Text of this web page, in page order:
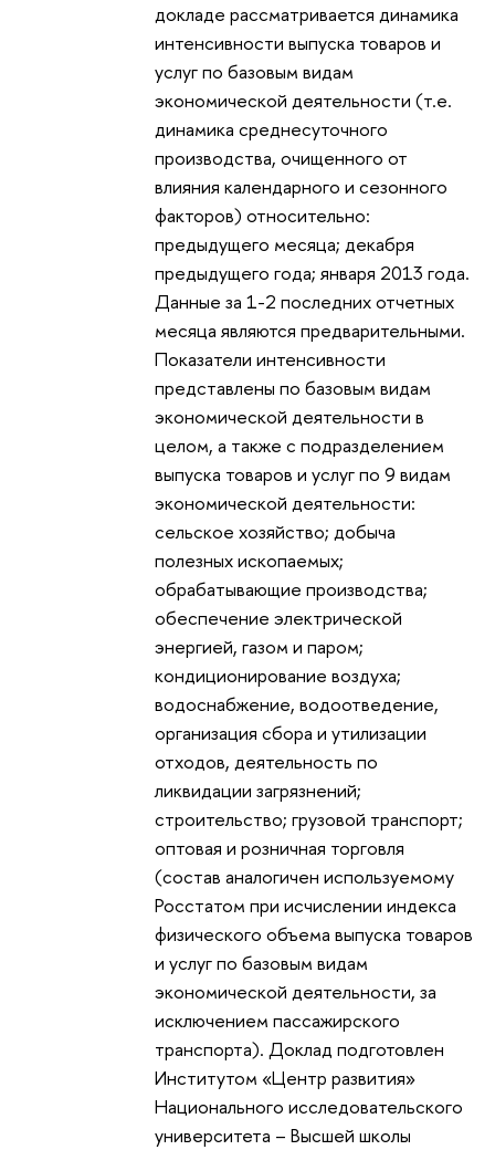
докладе рассматривается динамика
интенсивности выпуска товаров и
услуг по базовым видам
экономической деятельности (т.е.
динамика среднесуточного
производства, очищенного от
влияния календарного и сезонного
факторов) относительно:
предыдущего месяца; декабря
предыдущего года; января 2013 года.
Данные за 1-2 последних отчетных
месяца являются предварительными.
Показатели интенсивности
представлены по базовым видам
экономической деятельности в
целом, а также с подразделением
выпуска товаров и услуг по 9 видам
экономической деятельности:
сельское хозяйство; добыча
полезных ископаемых;
обрабатывающие производства;
обеспечение электрической
энергией, газом и паром;
кондиционирование воздуха;
водоснабжение, водоотведение,
организация сбора и утилизации
отходов, деятельность по
ликвидации загрязнений;
строительство; грузовой транспорт;
оптовая и розничная торговля
(состав аналогичен используемому
Росстатом при исчислении индекса
физического объема выпуска товаров
и услуг по базовым видам
экономической деятельности, за
исключением пассажирского
транспорта). Доклад подготовлен
Институтом «Центр развития»
Национального исследовательского
университета – Высшей школы